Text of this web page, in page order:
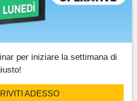
per iniziare la settimana di
ADESSO